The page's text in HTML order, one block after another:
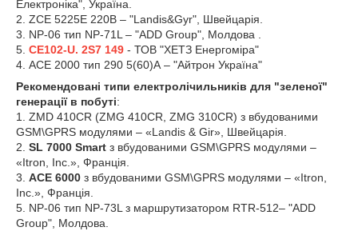
Електроніка", Україна.
2. ZCE 5225E 220В – "Landis&Gyr", Швейцарія.
3. NP-06 тип NP-71L – "ADD Group", Молдова .
5. СЕ102-U. 2S7 149 - ТОВ "ХЕТЗ Енергоміра"
4. АСЕ 2000 тип 290 5(60)А – "Айтрон Україна"
Рекомендовані типи електролічильників для "зеленої"
генерації в побуті:
1. ZMD 410CR (ZMG 410CR, ZMG 310CR) з вбудованими
GSM\GPRS модулями – «Landis & Gir», Швейцарія.
2. SL 7000 Smart з вбудованими GSM\GPRS модулями –
«Itron, Inc.», Франція.
3. ACE 6000 з вбудованими GSM\GPRS модулями – «Itron,
Inc.», Франція.
5. NP-06 тип NP-73L з маршрутизатором RTR-512– "ADD
Group", Молдова.